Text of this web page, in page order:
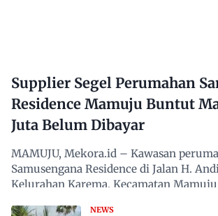
Supplier Segel Perumahan
Residence Mamuju Buntut
Juta Belum Dibayar
MAMUJU, Mekora.id – Kawasan
Samusengana Residence di Jalan H.
Kelurahan Karema, Kecamatan
NEWS